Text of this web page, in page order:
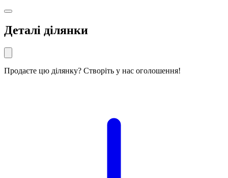
Деталі ділянки
Продаєте цю ділянку? Створіть у нас оголошення!